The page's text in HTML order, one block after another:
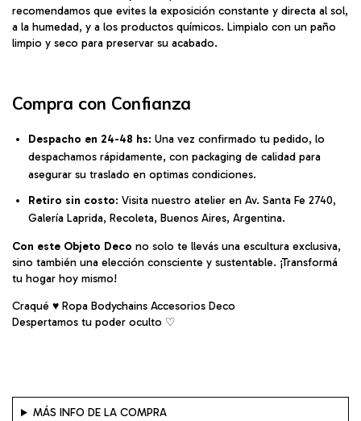
recomendamos que evites la exposición constante y directa al sol,
a la humedad, y a los productos químicos. Limpialo con un paño
limpio y seco para preservar su acabado.
Compra con Confianza
Despacho en 24-48 hs: Una vez confirmado tu pedido, lo
despachamos rápidamente, con packaging de calidad para
asegurar su traslado en optimas condiciones.
Retiro sin costo: Visita nuestro atelier en Av. Santa Fe 2740,
Galería Laprida, Recoleta, Buenos Aires, Argentina.
Con este Objeto Deco no solo te llevás una escultura exclusiva,
sino también una elección consciente y sustentable. ¡Transformá
tu hogar hoy mismo!
Craqué ♥ Ropa Bodychains Accesorios Deco
Despertamos tu poder oculto ♡︎
MÁS INFO DE LA COMPRA